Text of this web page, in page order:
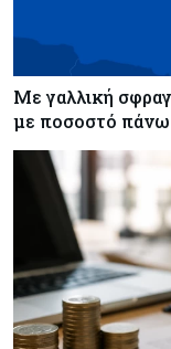
Μόλις
Πάφου
Κύπρος
Με
Κύπρος
Ακραία
Με γαλλική
με ποσοστό πάνω